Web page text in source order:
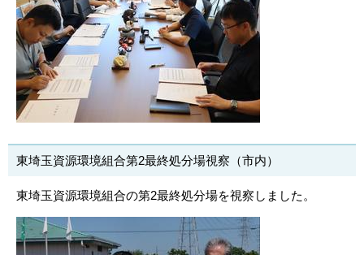
東埼玉資源環境組合第2最終処分場視察（市内）
東埼玉資源環境組合の第2最終処分場を視察しました。